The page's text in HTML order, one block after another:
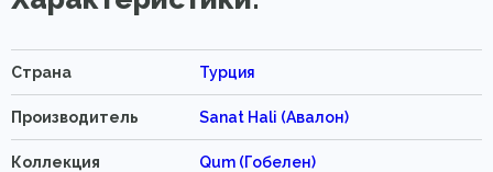
Страна Турция
Производитель Sanat Hali (Авалон)
Коллекция Qum (Гобелен)